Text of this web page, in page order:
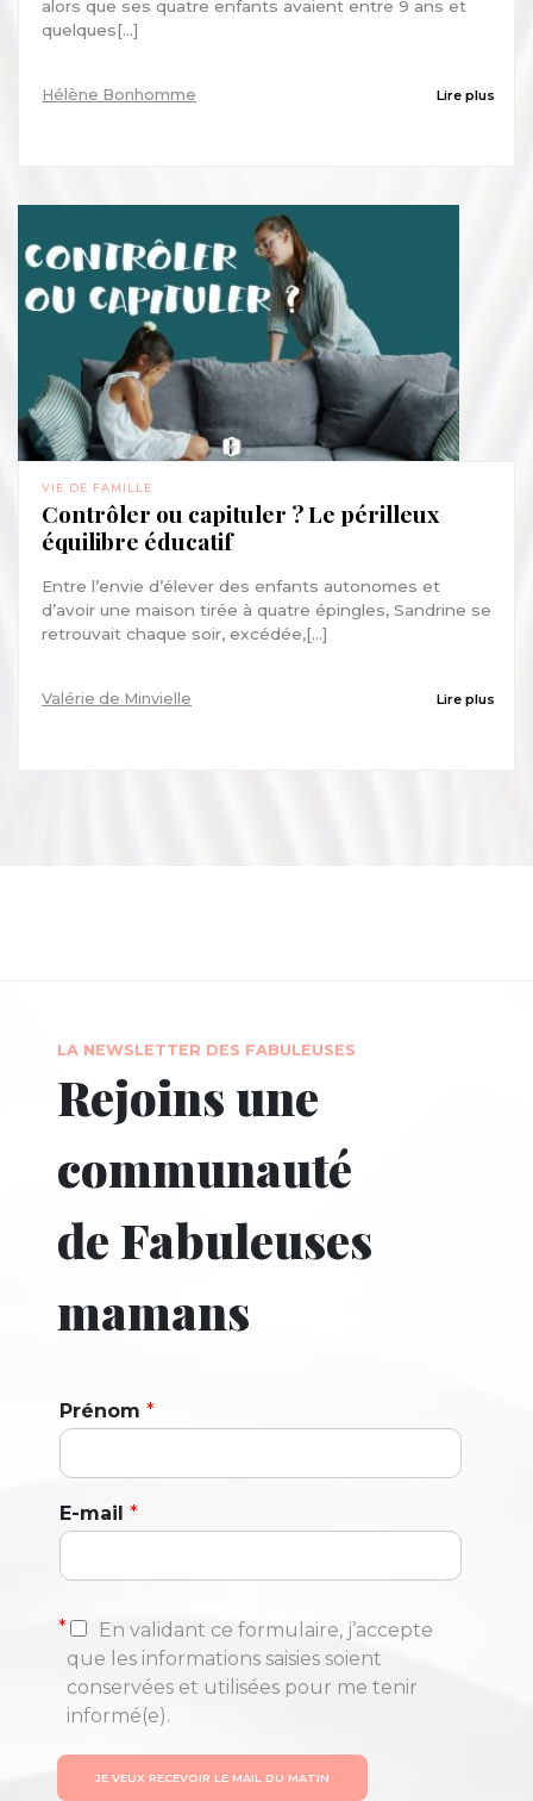
alors que ses quatre enfants avaient entre 9 ans et
quelques[...]
Hélène Bonhomme Lire plus
VIE DE FAMILLE
Contrôler ou capituler ? Le périlleux
équilibre éducatif
Entre l’envie d’élever des enfants autonomes et
d’avoir une maison tirée à quatre épingles, Sandrine se
retrouvait chaque soir, excédée,[...]
Valérie de Minvielle Lire plus
LA NEWSLETTER DES FABULEUSES
Rejoins une
communauté
de Fabuleuses
mamans
Prénom *
E-mail *
*
En validant ce formulaire, j’accepte
que les informations saisies soient
conservées et utilisées pour me tenir
informé(e).
JE VEUX RECEVOIR LE MAIL DU MATIN